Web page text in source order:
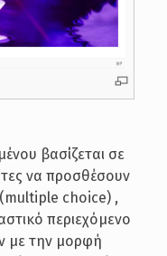
βασίζεται σε
να προσθέσουν
(multiple choice) ,
περιεχόμενο
με την μορφή